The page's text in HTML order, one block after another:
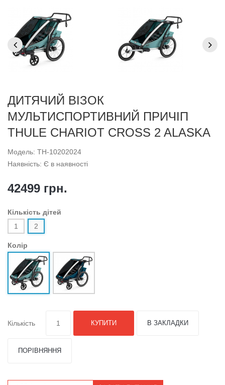
ДИТЯЧИЙ ВІЗОК
МУЛЬТИСПОРТИВНИЙ ПРИЧІП
THULE CHARIOT CROSS 2 ALASKA
Модель: TH-10202024
Наявність: Є в наявності
42499 грн.
Кількість дітей
1
2
Колір
Кількість КУПИТИ В ЗАКЛАДКИ
ПОРІВНЯННЯ